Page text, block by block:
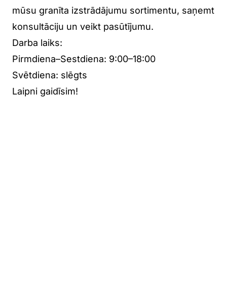
mūsu granīta izstrādājumu sortimentu, saņemt
konsultāciju un veikt pasūtījumu.
Darba laiks:
Pirmdiena–Sestdiena: 9:00–18:00
Svētdiena: slēgts
Laipni gaidīsim!